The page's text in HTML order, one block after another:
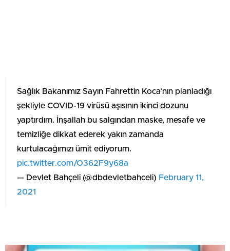
Sağlık Bakanımız Sayın Fahrettin Koca’nın planladığı
şekliyle COVID-19 virüsü aşısının ikinci dozunu
yaptırdım. İnşallah bu salgından maske, mesafe ve
temizliğe dikkat ederek yakın zamanda
kurtulacağımızı ümit ediyorum.
pic.twitter.com/O362F9y68a
— Devlet Bahçeli (@dbdevletbahceli) February 11,
2021